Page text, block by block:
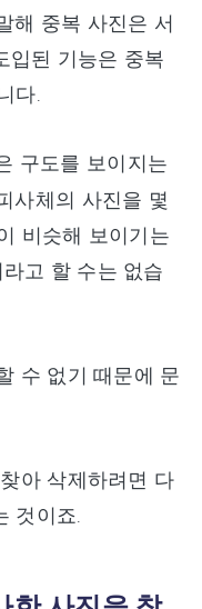
해 중복 사진은 서
입된 기능은 중복
다.
구도를 보이지는
사체의 사진을 몇
비슷해 보이기는
고 할 수는 없습
수 없기 때문에 문
아 삭제하려면 다
것이죠.